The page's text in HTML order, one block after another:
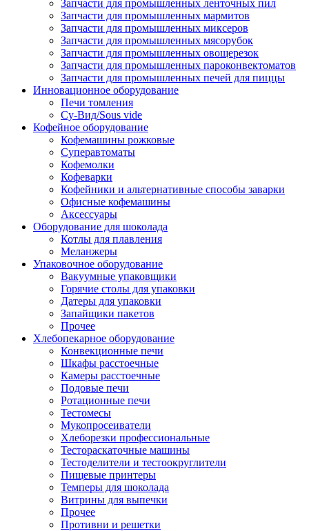
Запчасти для промышленных ленточных пил
Запчасти для промышленных мармитов
Запчасти для промышленных миксеров
Запчасти для промышленных мясорубок
Запчасти для промышленных овощерезок
Запчасти для промышленных пароконвектоматов
Запчасти для промышленных печей для пиццы
Инновационное оборудование
Печи томления
Су-Вид/Sous vide
Кофейное оборудование
Кофемашины рожковые
Суперавтоматы
Кофемолки
Кофеварки
Кофейники и альтернативные способы заварки
Офисные кофемашины
Аксессуары
Оборудование для шоколада
Котлы для плавления
Меланжеры
Упаковочное оборудование
Вакуумные упаковщики
Горячие столы для упаковки
Датеры для упаковки
Запайщики пакетов
Прочее
Хлебопекарное оборудование
Конвекционные печи
Шкафы расстоечные
Камеры расстоечные
Подовые печи
Ротационные печи
Тестомесы
Мукопросеиватели
Хлеборезки профессиональные
Тестораскаточные машины
Тестоделители и тестоокруглители
Пищевые принтеры
Темперы для шоколада
Витрины для выпечки
Прочее
Противни и решетки